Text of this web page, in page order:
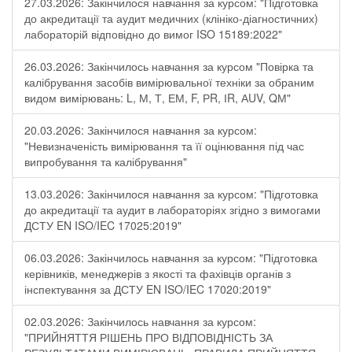
до акредитації та аудит медичних (клініко-діагностичних)
лабораторій відповідно до вимог ISO 15189:2022"
26.03.2026: Закінчилось навчання за курсом "Повірка та
калібрування засобів вимірювальної техніки за обраним
видом вимірювань: L, М, Т, ЕМ, F, РR, ІR, АUV, QМ"
20.03.2026: Закінчилося навчання за курсом:
"Невизначеність вимірювання та її оцінювання під час
випробування та калібрування"
13.03.2026: Закінчилося навчання за курсом: "Підготовка
до акредитації та аудит в лабораторіях згідно з вимогами
ДСТУ EN ISO/IEC 17025:2019"
06.03.2026: Закінчилось навчання за курсом: "Підготовка
керівників, менеджерів з якості та фахівців органів з
інспектування за ДСТУ EN ISO/IEC 17020:2019"
02.03.2026: Закінчилось навчання за курсом:
"ПРИЙНЯТТЯ РІШЕНЬ ПРО ВІДПОВІДНІСТЬ ЗА